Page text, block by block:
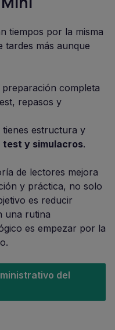
tiempos por la misma
tardes más aunque
preparación completa
repasos y
tienes estructura y
test y simulacros.
de lectores mejora
y práctica, no solo
es reducir
una rutina
es empezar por la
del